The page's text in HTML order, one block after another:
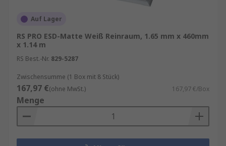
Auf Lager
RS PRO ESD-Matte Weiß Reinraum, 1.65 mm x 460mm
x 1.14 m
RS Best.-Nr. 829-5287
Zwischensumme (1 Box mit 8 Stück)
167,97 €(ohne MwSt.) 167,97 €/Box
Menge